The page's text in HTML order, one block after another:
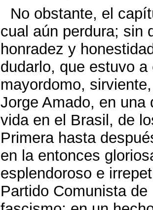
No obstante, el
cual aún perdura; sin
honradez y
dudarlo, que estuvo
mayordomo,
Jorge Amado, en
vida en el Brasil, de
Primera hasta
en la entonces
esplendoroso e
Partido Comunista